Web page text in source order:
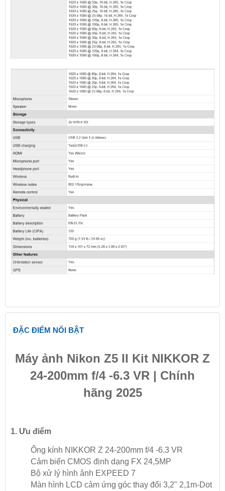
ĐẶC ĐIỂM NỔI BẬT
Máy ảnh Nikon Z5 II Kit NIKKOR Z
24-200mm f/4 -6.3 VR | Chính
hãng 2025
1. Ưu điểm
Ống kính NIKKOR Z 24-200mm f/4 -6.3 VR
Cảm biến CMOS định dạng FX 24,5MP
Bộ xử lý hình ảnh EXPEED 7
Màn hình LCD cảm ứng góc thay đổi 3,2" 2,1m-Dot